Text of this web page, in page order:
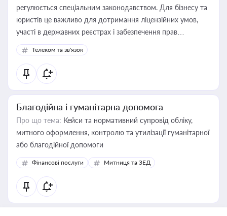
регулюється спеціальним законодавством. Для бізнесу та
юристів це важливо для дотримання ліцензійних умов,
участі в державних реєстрах і забезпечення прав
споживачів.
Телеком та зв'язок
Благодійна і гуманітарна допомога
Про що тема: Кейси та нормативний супровід обліку,
митного оформлення, контролю та утилізації гуманітарної
або благодійної допомоги
Фінансові послуги Митниця та ЗЕД